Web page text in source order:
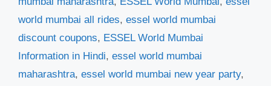
world mumbai all rides, essel world mumbai
discount coupons, ESSEL World Mumbai
Information in Hindi, essel world mumbai
maharashtra, essel world mumbai new year party,